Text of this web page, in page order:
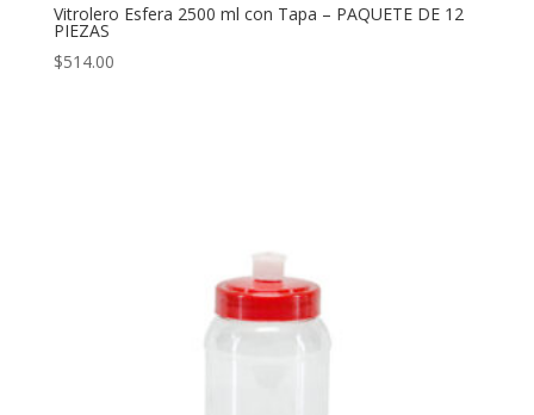
Vitrolero Esfera 2500 ml con Tapa – PAQUETE DE 12
PIEZAS
$514.00